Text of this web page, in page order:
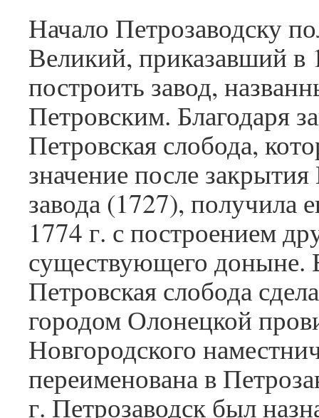
Начало Петрозаводску
Великий, приказавший в
построить завод,
Петровским. Благодаря
Петровская слобода,
значение после
завода (1727), получила
1774 г. с построением
существующего доныне.
Петровская слобода
городом Олонецкой
Новгородского
переименована в
г. Петрозаводск был